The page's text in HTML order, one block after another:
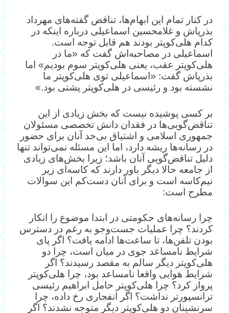
در کنار تمام این ابهام‌ها، تناقض گفته‌های مهرداد
بذرپاش و غلامحسین اسماعیلی درباره اینکه در
کدام هلی‌کوپتر بودند هم قابل توجه است.
اسماعیلی در مصاحبه‌اش گفت که «ما در
هلی‌کوپتر عقب، یعنی هلی‌کوپتر سوم بودیم» اما
بذرپاش گفت: «اسماعیلی توی هلی‌کوپتر ما
نشسته بود و رئیسی در هلی‌کوپتر پشتی بود.»
بر کسی پوشیده نیست که بخش زیادی از این
تناقض‌گویی‌ها در فقدان دانش تخصصی مسئولان
جمهوری اسلامی و اشتیاق بی‌حد آنان برای حضور
در رسانه‌ها ریشه دارد، اما این مسئله نمی‌تواند تنها
دلیل تناقض‌گویی آنان باشد؛ زیرا بخش‌های زیادی
از جامعه حالا دیگر باور دارند که کاسه‌ای زیر
نیم‌کاسه است و برای آنان دست‌کم این سوالات
مطرح است:
چرا رسانه‌های حکومتی در ابتدا موضوع را انکار
کردند؟ چرا عملیات جست‌وجو به رغم در دسترس
بودن تلفن‌ها، تا ساعت‌ها ادامه یافت؟ اگر پای
شرایط نامساعد جوی در میان است، چرا دو
هلی‌کوپتر دیگر سالم به مقصد رسیدند؟ اگر
شرایط هوایی واقعا نامساعد بود، چرا هلی‌کوپتر
پرواز کرد؟ چرا هلی‌کوپتر حامل ابراهیم رئیسی
ترانسپورتر نداشت؟ اگر انفجاری رخ داده، چرا
سرنشینان دو هلی‌کوپتر دیگر متوجه نشدند؟ اگر